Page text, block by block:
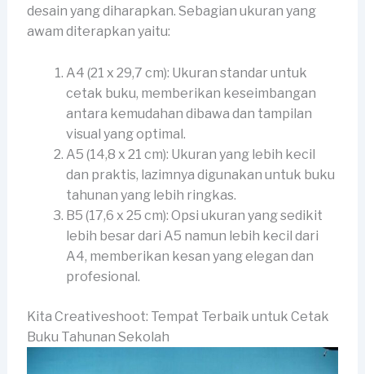
desain yang diharapkan. Sebagian ukuran yang
awam diterapkan yaitu:
A4 (21 x 29,7 cm): Ukuran standar untuk
cetak buku, memberikan keseimbangan
antara kemudahan dibawa dan tampilan
visual yang optimal.
A5 (14,8 x 21 cm): Ukuran yang lebih kecil
dan praktis, lazimnya digunakan untuk buku
tahunan yang lebih ringkas.
B5 (17,6 x 25 cm): Opsi ukuran yang sedikit
lebih besar dari A5 namun lebih kecil dari
A4, memberikan kesan yang elegan dan
profesional.
Kita Creativeshoot: Tempat Terbaik untuk Cetak
Buku Tahunan Sekolah